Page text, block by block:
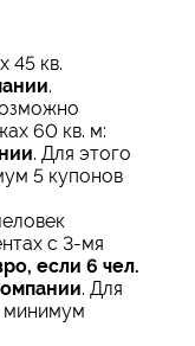
45 кв.
.
60 кв. м:
. Для этого
5 купонов
с 3-мя
если 6 чел.
. Для
минимум